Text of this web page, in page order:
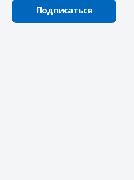
Подписаться